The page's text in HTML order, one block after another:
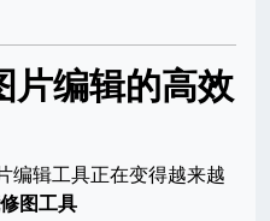
片编辑的高效
编辑工具正在变得越来越
图工具